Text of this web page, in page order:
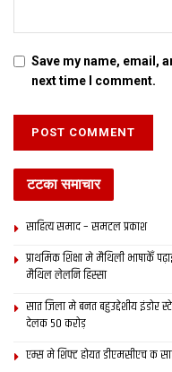
Save my name, email,
next time I comment.
टटका समाचार
साहित्य समाद – समटल प्रकाश
प्राथमिक शि‍क्षा मे मैथि‍ली भाषाकेँ
मैथिल लेलनि हिस्सा
सात जिला मे बनत बहुउद्देशीय इंडोर
देलक 50 करोड़
एम्स मे शिफ्ट होयत डीएमसीएच क